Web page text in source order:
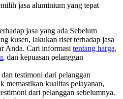
jasa aluminium yang tepat
jasa yang ada Sebelum
kusen, lakukan riset terhadap jasa
Anda. Cari informasi tentang harga,
, dan kepuasan pelanggan
testimoni dari pelanggan
memastikan kualitas pelayanan,
dari pelanggan sebelumnya.